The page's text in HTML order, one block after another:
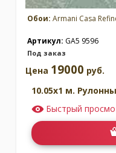
Обои: Armani Casa
Артикул: GA5 9596
Под заказ
Цена 19000 руб.
10.05x1 м.
Быстрый